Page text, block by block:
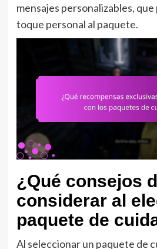
mensajes personalizables,
toque personal al paquete.
¿Qué consejos
considerar al
paquete de
Al seleccionar un paquete de